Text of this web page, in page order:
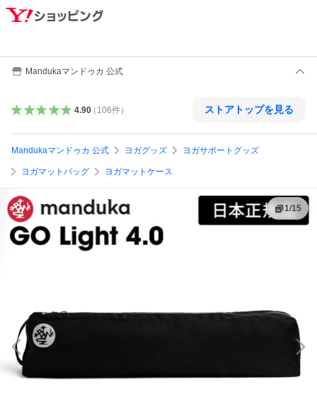
Mandukaマンドゥカ 公式
4.90（ 106件） ストアトップを見る
Mandukaマンドゥカ 公式 ヨガグッズ ヨガサポートグッズ
ヨガマットバッグ ヨガマットケース
1/15